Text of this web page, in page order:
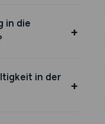
in die
in der